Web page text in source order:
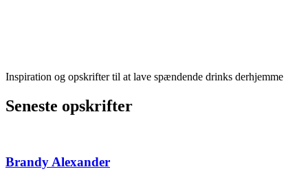
Inspiration og opskrifter til at lave spændende drinks derhjemme
Seneste opskrifter
Brandy Alexander